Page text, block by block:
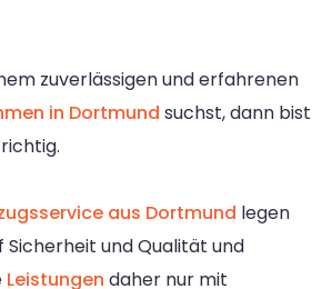
zuverlässigen und erfahrenen
in Dortmund suchst, dann bist
aus Dortmund legen
und Qualität und
Leistungen daher nur mit